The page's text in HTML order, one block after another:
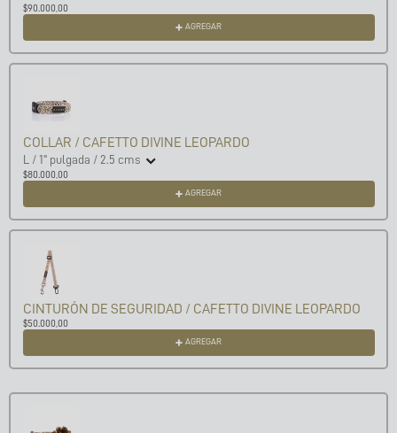
$90.000,00
AGREGAR
COLLAR / CAFETTO DIVINE LEOPARDO
L / 1" pulgada / 2.5 cms
$80.000,00
AGREGAR
CINTURÓN DE SEGURIDAD / CAFETTO DIVINE LEOPARDO
$50.000,00
AGREGAR